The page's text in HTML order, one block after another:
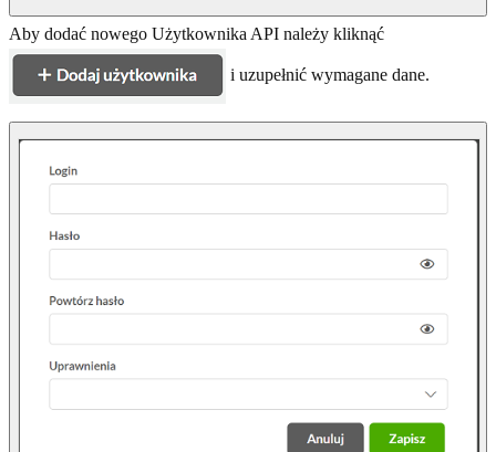
Aby dodać nowego Użytkownika API należy kliknąć
i uzupełnić wymagane dane.